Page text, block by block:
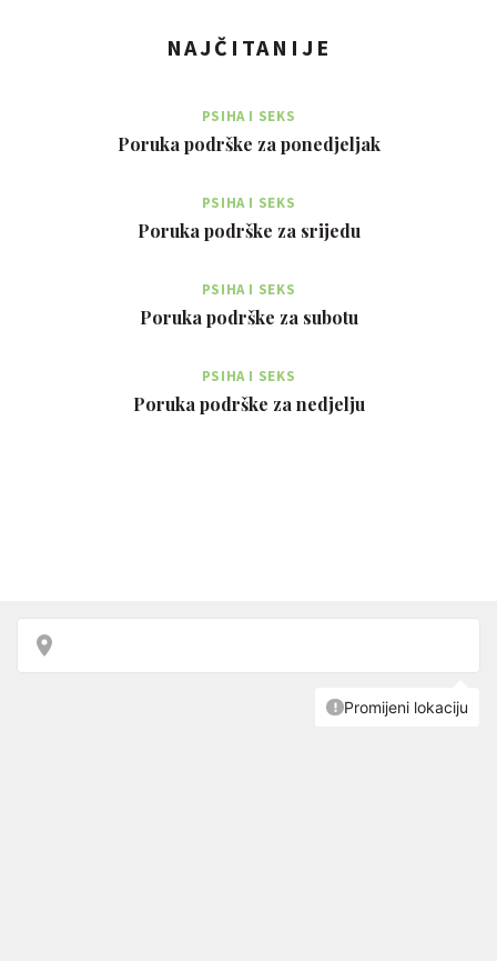
NAJČITANIJE
PSIHA I SEKS
Poruka podrške za ponedjeljak
PSIHA I SEKS
Poruka podrške za srijedu
PSIHA I SEKS
Poruka podrške za subotu
PSIHA I SEKS
Poruka podrške za nedjelju